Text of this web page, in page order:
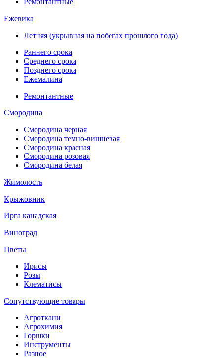
Ежевика
Летняя (укрывная на побегах прошлого года)
Раннего срока
Среднего срока
Позднего срока
Ежемалина
Ремонтантные
Смородина
Смородина черная
Смородина темно-вишневая
Смородина красная
Смородина розовая
Смородина белая
Жимолость
Крыжовник
Ирга канадская
Виноград
Цветы
Ирисы
Розы
Клематисы
Сопутствующие товары
Агроткани
Агрохимия
Горшки
Инструменты
Разное